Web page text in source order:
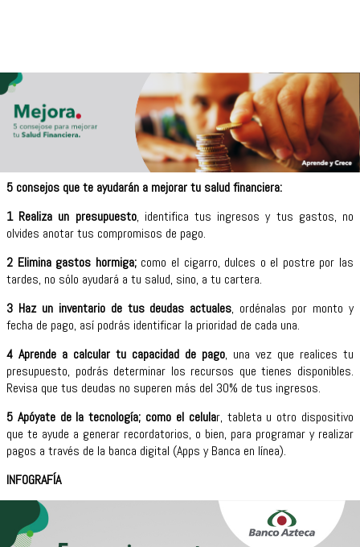
5 consejos que te ayudarán a mejorar tu salud financiera:
1 Realiza un presupuesto, identifica tus ingresos y tus gastos, no
olvides anotar tus compromisos de pago.
2 Elimina gastos hormiga;como el cigarro, dulces o el postre por las
tardes, no sólo ayudará a tu salud, sino, a tu cartera.
3 Haz un inventario de tus deudas actuales, ordénalas por monto y
fecha de pago, así podrás identificar la prioridad de cada una.
4 Aprende a calcular tu capacidad de pago, una vez que realices tu
presupuesto, podrás determinar los recursos que tienes disponibles.
Revisa que tus deudas no superen más del 30% de tus ingresos.
5 Apóyate de la tecnología; como el celular, tableta u otro dispositivo
que te ayude a generar recordatorios, o bien, para programar y realizar
pagos a través de la banca digital (Apps y Banca en línea).
INFOGRAFÍA